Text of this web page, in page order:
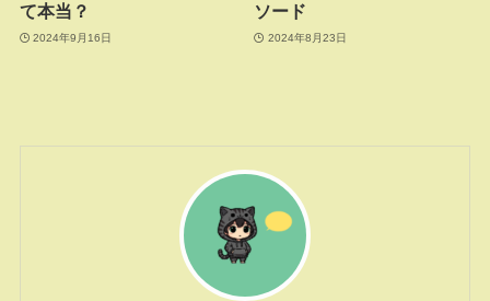
て本当？
2024年9月16日
ソード
2024年8月23日